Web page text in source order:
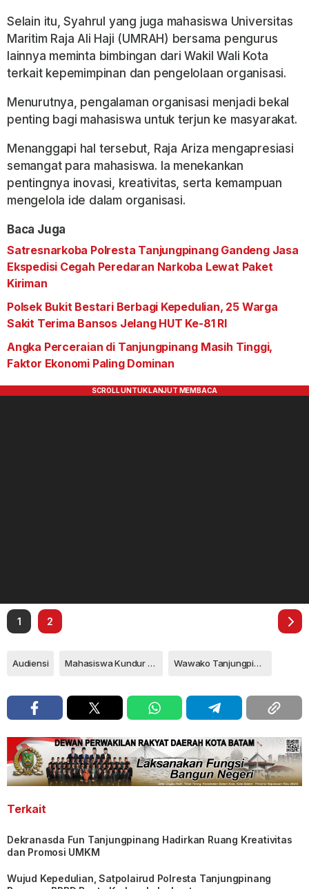
Selain itu, Syahrul yang juga mahasiswa Universitas
Maritim Raja Ali Haji (UMRAH) bersama pengurus
lainnya meminta bimbingan dari Wakil Wali Kota
terkait kepemimpinan dan pengelolaan organisasi.
Menurutnya, pengalaman organisasi menjadi bekal
penting bagi mahasiswa untuk terjun ke masyarakat.
Menanggapi hal tersebut, Raja Ariza mengapresiasi
semangat para mahasiswa. Ia menekankan
pentingnya inovasi, kreativitas, serta kemampuan
mengelola ide dalam organisasi.
Baca Juga
Satresnarkoba Polresta Tanjungpinang Gandeng Jasa
Ekspedisi Cegah Peredaran Narkoba Lewat Paket
Kiriman
Polsek Bukit Bestari Berbagi Kepedulian, 25 Warga
Sakit Terima Bansos Jelang HUT Ke-81 RI
Angka Perceraian di Tanjungpinang Masih Tinggi,
Faktor Ekonomi Paling Dominan
1 2
Audiensi Mahasiswa Kundur Tanjungpinang-Bintan Wawako Tanjungpinang
Terkait
Dekranasda Fun Tanjungpinang Hadirkan Ruang Kreativitas
dan Promosi UMKM
Wujud Kepedulian, Satpolairud Polresta Tanjungpinang